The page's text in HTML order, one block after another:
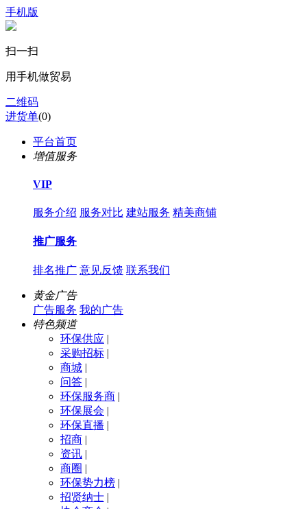
手机版
扫一扫
用手机做贸易
二维码
进货单(0)
平台首页
增值服务
VIP
服务介绍 服务对比 建站服务 精美商铺
推广服务
排名推广 意见反馈 联系我们
黄金广告
广告服务 我的广告
特色频道
环保供应 |
采购招标 |
商城 |
问答 |
环保服务商 |
环保展会 |
环保直播 |
招商 |
资讯 |
商圈 |
环保势力榜 |
招贤纳士 |